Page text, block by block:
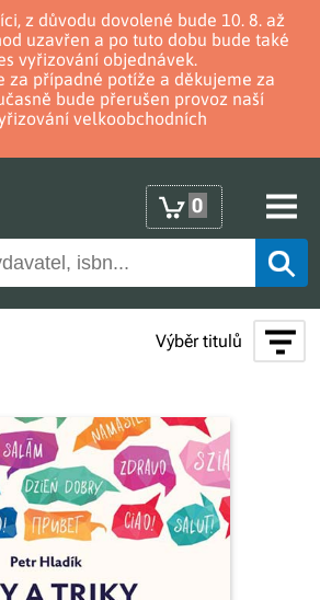
z důvodu dovolené bude 10. 8. až
uzavřen a po tuto dobu bude také
vyřizování objednávek.
za případné potíže a děkujeme za
bude přerušen provoz naší
velkoobchodních
0
Výběr titulů